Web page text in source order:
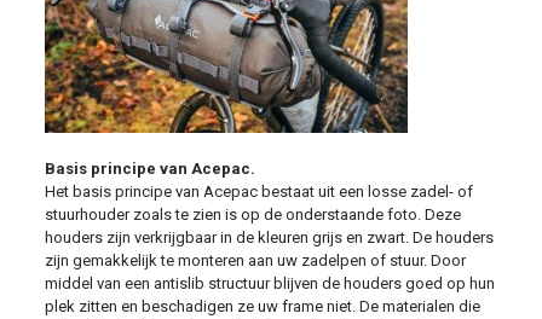
Basis principe van Acepac.
Het basis principe van Acepac bestaat uit een losse zadel- of
stuurhouder zoals te zien is op de onderstaande foto. Deze
houders zijn verkrijgbaar in de kleuren grijs en zwart. De houders
zijn gemakkelijk te monteren aan uw zadelpen of stuur. Door
middel van een antislib structuur blijven de houders goed op hun
plek zitten en beschadigen ze uw frame niet. De materialen die